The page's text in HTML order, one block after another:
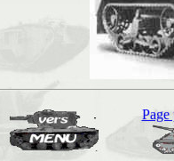
Page